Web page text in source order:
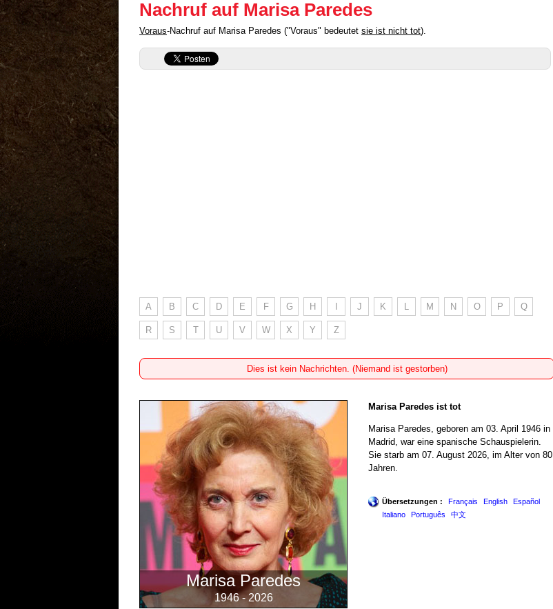
Nachruf auf Marisa Paredes
Voraus-Nachruf auf Marisa Paredes ("Voraus" bedeutet sie ist nicht tot).
A B C D E F G H J K L M N O P Q
R S T U V W X Y Z
Dies ist kein Nachrichten. (Niemand ist gestorben)
Marisa Paredes
1946 - 2026
Marisa Paredes ist tot
Marisa Paredes, geboren am 03. April 1946 in
Madrid, war eine spanische Schauspielerin.
Sie starb am 07. August 2026, im Alter von 80
Jahren.
Übersetzungen : Français English
Español
Italiano
Português 中文